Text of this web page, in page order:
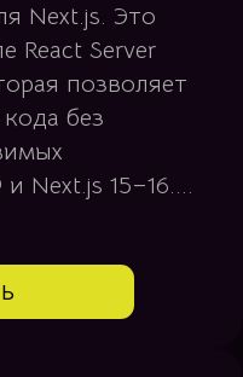
Next.js. Это
React Server
позволяет
без
Next.js 15–16....